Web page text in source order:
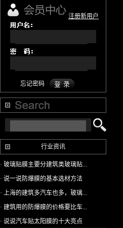
注册新用户
忘记密码
行业资讯
· 玻璃贴膜主要分建筑类玻璃贴...
· 说一说防爆膜的基本选材方法
· 上海的建筑多汽车也多，玻璃...
· 建筑用的防爆膜的价格要比车...
· 说说汽车贴太阳膜的十大亮点